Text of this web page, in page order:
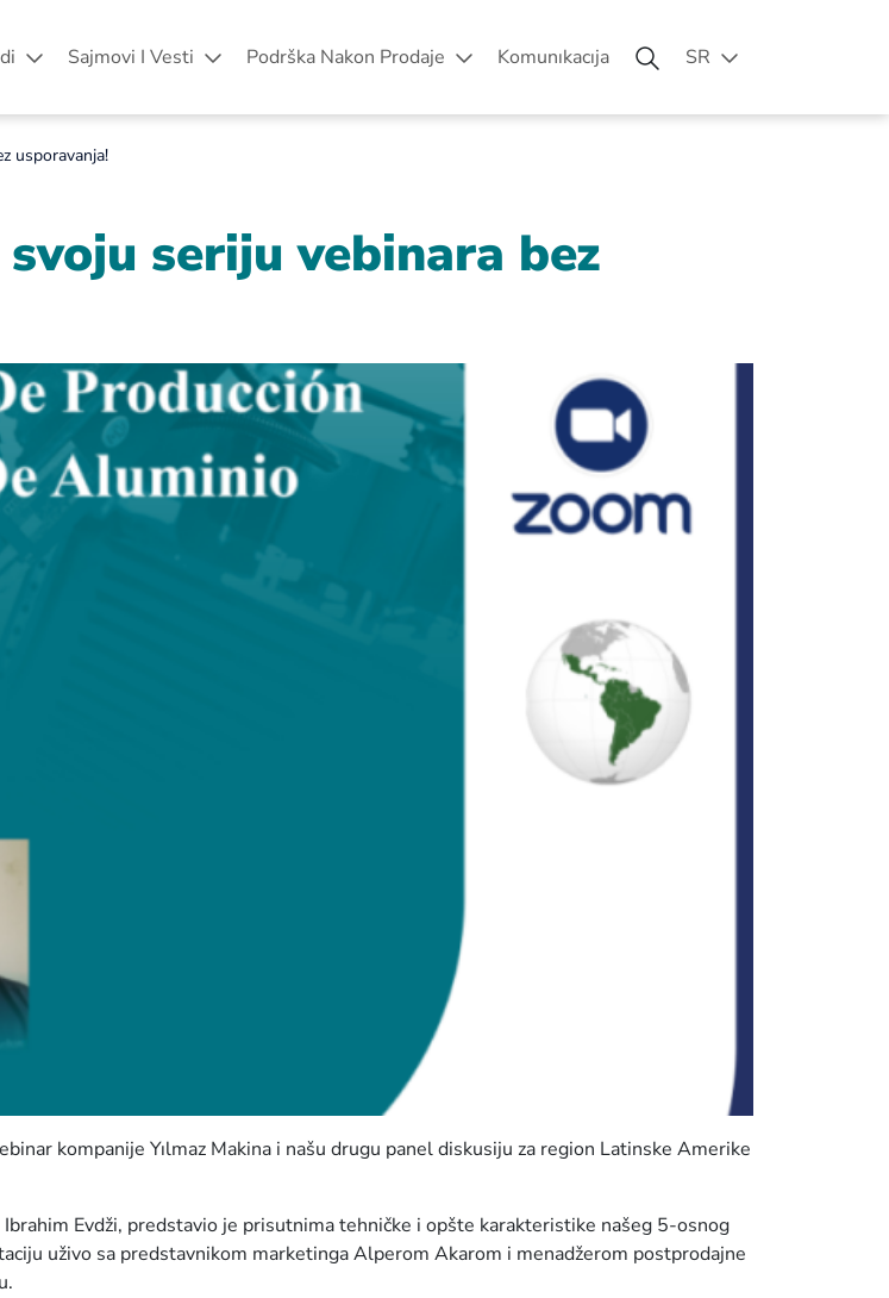
Sajmovi I Vesti Podrška Nakon Prodaje Komunıkacıja SR
usporavanja!
seriju vebinara bez
kompanije Yılmaz Makina i našu drugu panel diskusiju za region Latinske Amerike
Evdži, predstavio je prisutnima tehničke i opšte karakteristike našeg 5-osnog
uživo sa predstavnikom marketinga Alperom Akarom i menadžerom postprodajne